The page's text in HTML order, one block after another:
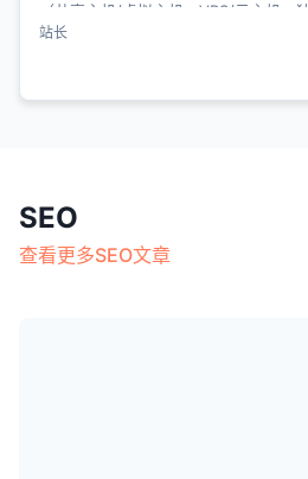
（共享主机/虚拟主机、VPS/云主机、
与......
站长
SEO
查看更多SEO文章